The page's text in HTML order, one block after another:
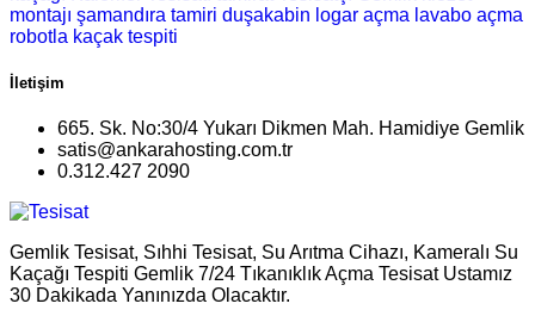
montajı şamandıra tamiri duşakabin logar açma lavabo açma
robotla kaçak tespiti
İletişim
665. Sk. No:30/4 Yukarı Dikmen Mah. Hamidiye Gemlik
satis@ankarahosting.com.tr
0.312.427 2090
Gemlik Tesisat, Sıhhi Tesisat, Su Arıtma Cihazı, Kameralı Su
Kaçağı Tespiti Gemlik 7/24 Tıkanıklık Açma Tesisat Ustamız
30 Dakikada Yanınızda Olacaktır.